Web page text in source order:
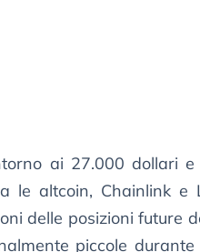
ai 27.000 dollari
le altcoin, Chainlink e
delle posizioni future
piccole